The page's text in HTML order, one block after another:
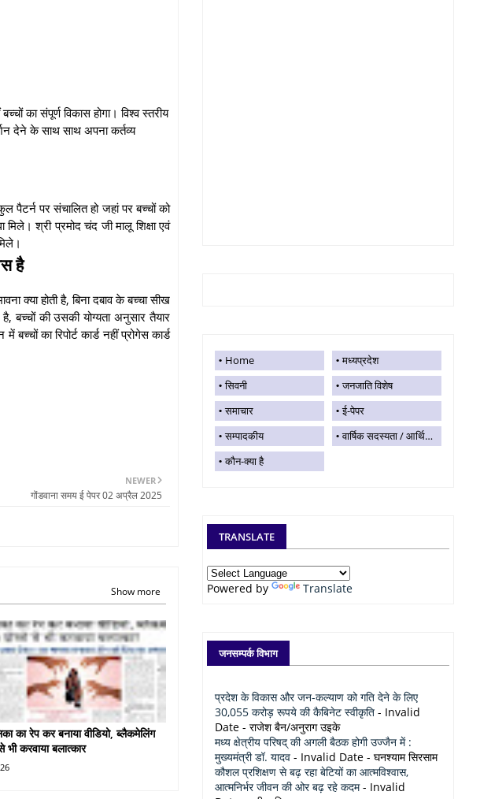
का संपूर्ण विकास होगा। विश्व स्तरीय
देने के साथ साथ अपना कर्तव्य
पैटर्न पर संचालित हो जहां पर बच्चों को
श्री प्रमोद चंद जी मालू शिक्षा एवं
है
क्या होती है, बिना दबाव के बच्चा सीख
की उसकी योग्यता अनुसार तैयार
का रिपोर्ट कार्ड नहीं प्रोगेस कार्ड
NEWER
गोंडवाना समय ई पेपर 02 अप्रैल 2025
Show more
का रेप कर बनाया वीडियो, ब्लैकमेलिंग
भी करवाया बलात्कार
Home
मध्यप्रदेश
सिवनी
जनजाति विशेष
समाचार
ई-पेपर
सम्पादकीय
वार्षिक सदस्यता / आर्थिक सहयोग
कौन-क्या है
TRANSLATE
Powered by Translate
जनसम्पर्क विभाग
प्रदेश के विकास और जन-कल्याण को गति देने के लिए
30,055 करोड़ रूपये की कैबिनेट स्वीकृति - Invalid
Date - राजेश बैन/अनुराग उइके
मध्य क्षेत्रीय परिषद् की अगली बैठक होगी उज्जैन में :
मुख्यमंत्री डॉ. यादव - Invalid Date - घनश्याम सिरसाम
कौशल प्रशिक्षण से बढ़ रहा बेटियों का आत्मविश्वास,
आत्मनिर्भर जीवन की ओर बढ़ रहे कदम- Invalid